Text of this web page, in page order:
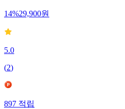
14%29,900원
5.0
(2)
897 적립